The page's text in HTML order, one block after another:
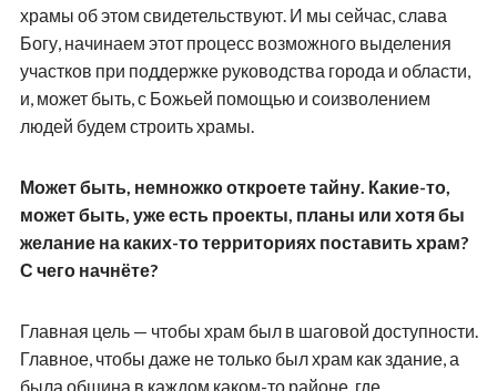
храмы об этом свидетельствуют. И мы сейчас, слава
Богу, начинаем этот процесс возможного выделения
участков при поддержке руководства города и области,
и, может быть, с Божьей помощью и соизволением
людей будем строить храмы.
Может быть, немножко откроете тайну. Какие-то,
может быть, уже есть проекты, планы или хотя бы
желание на каких-то территориях поставить храм?
С чего начнёте?
Главная цель — чтобы храм был в шаговой доступности.
Главное, чтобы даже не только был храм как здание, а
была община в каждом каком-то районе, где